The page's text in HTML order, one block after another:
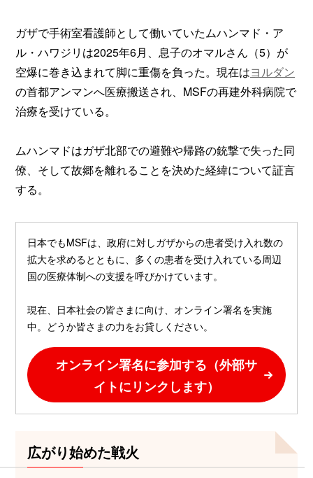
ガザで手術室看護師として働いていたムハンマド・ア
ル・ハワジリは2025年6月、息子のオマルさん（5）が
空爆に巻き込まれて脚に重傷を負った。現在はヨルダン
の首都アンマンへ医療搬送され、MSFの再建外科病院で
治療を受けている。
ムハンマドはガザ北部での避難や帰路の銃撃で失った同
僚、そして故郷を離れることを決めた経緯について証言
する。
日本でもMSFは、政府に対しガザからの患者受け入れ数の
拡大を求めるとともに、多くの患者を受け入れている周辺
国の医療体制への支援を呼びかけています。
現在、日本社会の皆さまに向け、オンライン署名を実施
中。どうか皆さまの力をお貸しください。
オンライン署名に参加する（外部サ
イトにリンクします）
広がり始めた戦火